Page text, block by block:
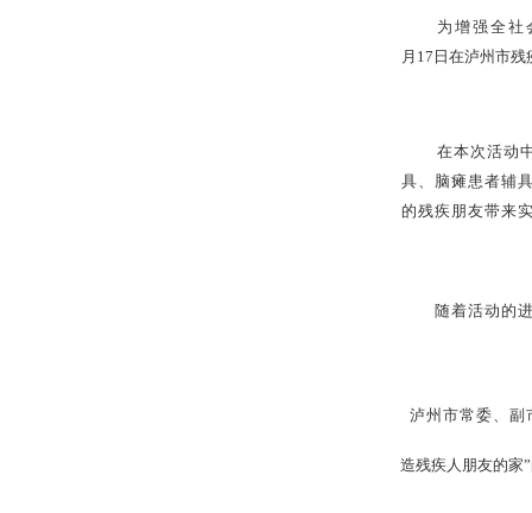
为增强全社
月17日在泸州市
在本次活动
具、脑瘫患者辅
的残疾朋友带来
随着活动的
泸州市常委、副
造残疾人朋友的家